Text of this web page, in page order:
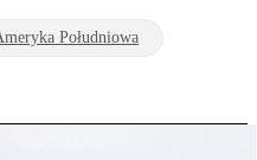
Południowa